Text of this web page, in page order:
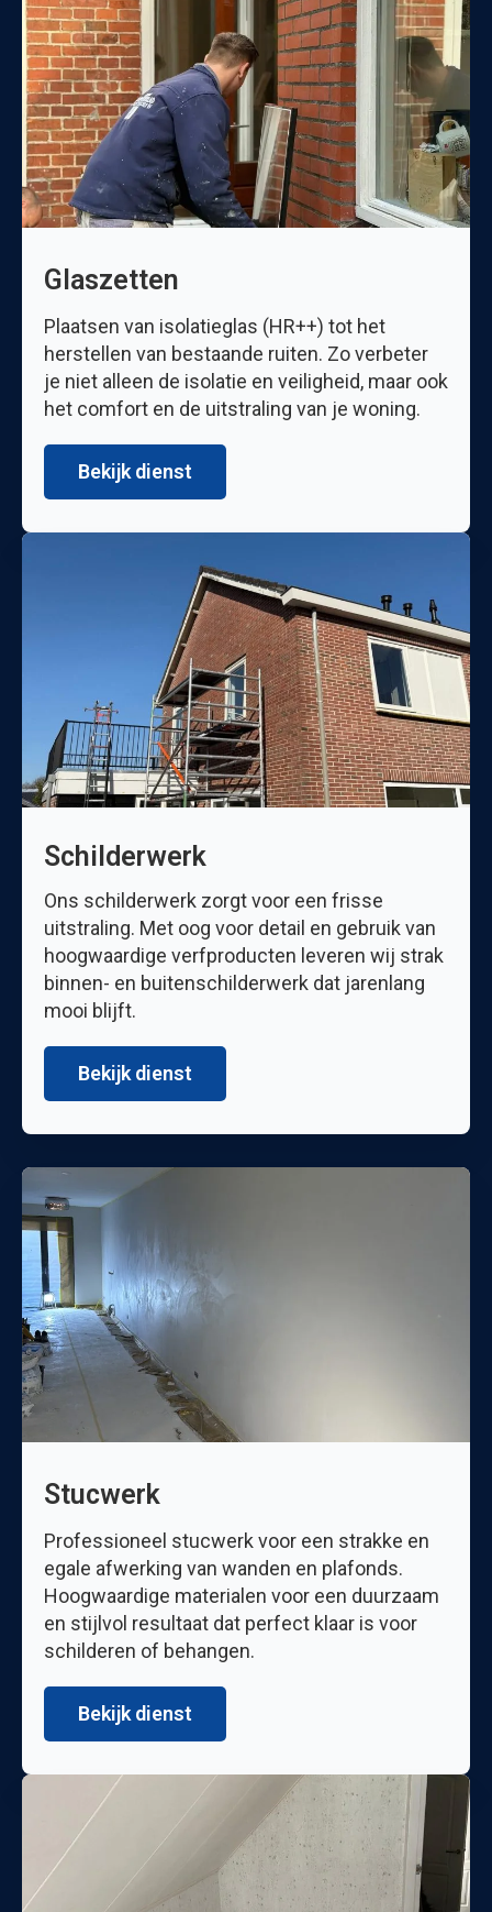
Glaszetten
Plaatsen van isolatieglas (HR++) tot het
herstellen van bestaande ruiten. Zo verbeter
je niet alleen de isolatie en veiligheid, maar ook
het comfort en de uitstraling van je woning.
Bekijk dienst
Schilderwerk
Ons schilderwerk zorgt voor een frisse
uitstraling. Met oog voor detail en gebruik van
hoogwaardige verfproducten leveren wij strak
binnen- en buitenschilderwerk dat jarenlang
mooi blijft.
Bekijk dienst
Stucwerk
Professioneel stucwerk voor een strakke en
egale afwerking van wanden en plafonds.
Hoogwaardige materialen voor een duurzaam
en stijlvol resultaat dat perfect klaar is voor
schilderen of behangen.
Bekijk dienst